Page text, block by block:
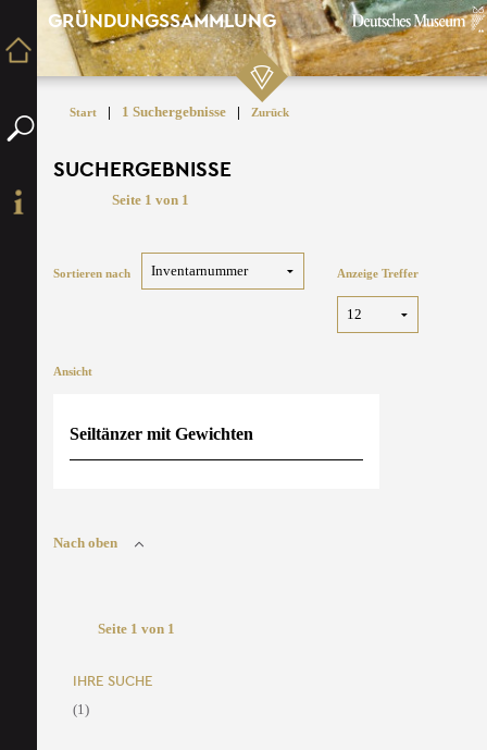
GRÜNDUNGSSAMMLUNG
Start | 1 Suchergebnisse | Zurück
SUCHERGEBNISSE
Seite 1 von 1
Sortieren nach Anzeige Treffer
Ansicht
Seiltänzer mit Gewichten
Nach oben
Seite 1 von 1
IHRE SUCHE
(1)